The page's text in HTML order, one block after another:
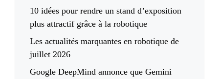
10 idées pour rendre un stand d’exposition
plus attractif grâce à la robotique
Les actualités marquantes en robotique de
juillet 2026
Google DeepMind annonce que Gemini